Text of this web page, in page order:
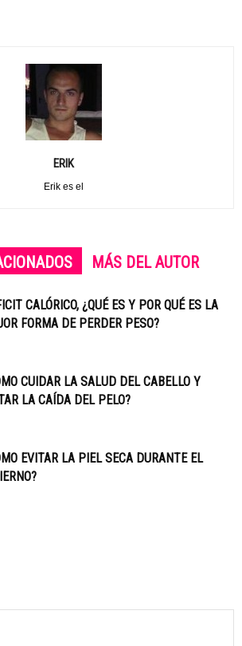
ERIK
Erik es el
MÁS DEL AUTOR
CALÓRICO, ¿QUÉ ES Y POR QUÉ ES LA
FORMA DE PERDER PESO?
CUIDAR LA SALUD DEL CABELLO Y
LA CAÍDA DEL PELO?
EVITAR LA PIEL SECA DURANTE EL